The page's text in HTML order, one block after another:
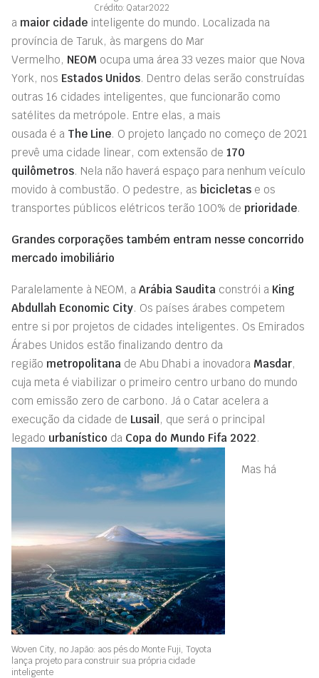
Crédito: Qatar2022
a maior cidade inteligente do mundo. Localizada na
província de Taruk, às margens do Mar
Vermelho, NEOM ocupa uma área 33 vezes maior que Nova
York, nos Estados Unidos. Dentro delas serão construídas
outras 16 cidades inteligentes, que funcionarão como
satélites da metrópole. Entre elas, a mais
ousada é a The Line. O projeto lançado no começo de 2021
prevê uma cidade linear, com extensão de 170
quilômetros. Nela não haverá espaço para nenhum veículo
movido à combustão. O pedestre, as bicicletas e os
transportes públicos elétricos terão 100% de prioridade.
Grandes corporações também entram nesse concorrido
mercado imobiliário
Paralelamente à NEOM, a Arábia Saudita constrói a King
Abdullah Economic City. Os países árabes competem
entre si por projetos de cidades inteligentes. Os Emirados
Árabes Unidos estão finalizando dentro da
região metropolitana de Abu Dhabi a inovadora Masdar,
cuja meta é viabilizar o primeiro centro urbano do mundo
com emissão zero de carbono. Já o Catar acelera a
execução da cidade de Lusail , que será o principal
legado urbanístico da Copa do Mundo Fifa 2022.
Woven City, no Japão: aos pés do Monte Fuji, Toyota
lança projeto para construir sua própria cidade
inteligente
Mas há